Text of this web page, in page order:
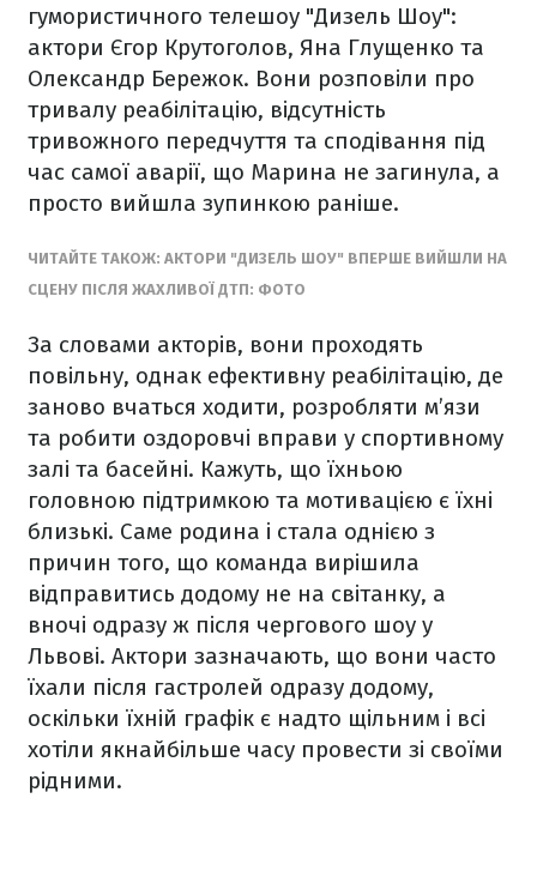
гумористичного телешоу "Дизель Шоу":
актори Єгор Крутоголов, Яна Глущенко та
Олександр Бережок. Вони розповіли про
тривалу реабілітацію, відсутність
тривожного передчуття та сподівання під
час самої аварії, що Марина не загинула, а
просто вийшла зупинкою раніше.
ЧИТАЙТЕ ТАКОЖ: АКТОРИ "ДИЗЕЛЬ ШОУ" ВПЕРШЕ ВИЙШЛИ НА
СЦЕНУ ПІСЛЯ ЖАХЛИВОЇ ДТП: ФОТО
За словами акторів, вони проходять
повільну, однак ефективну реабілітацію, де
заново вчаться ходити, розробляти м’язи
та робити оздоровчі вправи у спортивному
залі та басейні. Кажуть, що їхньою
головною підтримкою та мотивацією є їхні
близькі. Саме родина і стала однією з
причин того, що команда вирішила
відправитись додому не на світанку, а
вночі одразу ж після чергового шоу у
Львові. Актори зазначають, що вони часто
їхали після гастролей одразу додому,
оскільки їхній графік є надто щільним і всі
хотіли якнайбільше часу провести зі своїми
рідними.